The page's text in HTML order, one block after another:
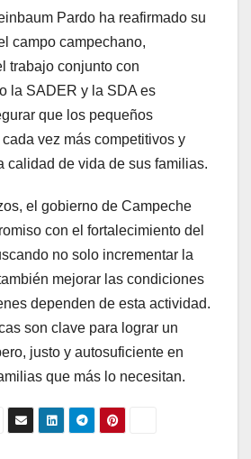
Pardo ha reafirmado su
campo campechano,
trabajo conjunto con
la SADER y la SDA es
que los pequeños
vez más competitivos y
calidad de vida de sus familias.
el gobierno de Campeche
con el fortalecimiento del
no solo incrementar la
mejorar las condiciones
dependen de esta actividad.
son clave para lograr un
justo y autosuficiente en
que más lo necesitan.